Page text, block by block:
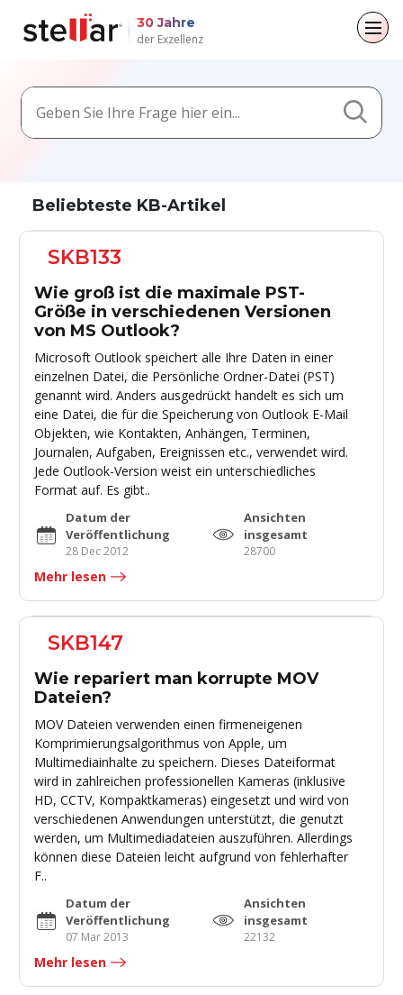
30 Jahre
der Exzellenz
Zurück zum Hauptmenü
Dateireparatur
Datenlöschung
Zurück zum Hauptmenü
File & Database Repair
Datenwiederherstellung
Löschung von Daten
Toolkit
Zurück zum Hauptmenü
Medienberichterstattung
Pressemitteilungen
Zurück zum Hauptmenü
Videos
Beliebteste KB-Artikel
SKB133
Wie groß ist die maximale PST-
Größe in verschiedenen Versionen
von MS Outlook?
Microsoft Outlook speichert alle Ihre Daten in einer
einzelnen Datei, die Persönliche Ordner-Datei (PST)
genannt wird. Anders ausgedrückt handelt es sich um
eine Datei, die für die Speicherung von Outlook E-Mail
Objekten, wie Kontakten, Anhängen, Terminen,
Journalen, Aufgaben, Ereignissen etc., verwendet wird.
Jede Outlook-Version weist ein unterschiedliches
Format auf. Es gibt..
Datum der
Veröffentlichung
28 Dec 2012
Ansichten
insgesamt
28700
Mehr lesen
SKB147
Wie repariert man korrupte MOV
Dateien?
MOV Dateien verwenden einen firmeneigenen
Komprimierungsalgorithmus von Apple, um
Multimediainhalte zu speichern. Dieses Dateiformat
wird in zahlreichen professionellen Kameras (inklusive
HD, CCTV, Kompaktkameras) eingesetzt und wird von
verschiedenen Anwendungen unterstützt, die genutzt
werden, um Multimediadateien auszuführen. Allerdings
können diese Dateien leicht aufgrund von fehlerhafter
F..
Datum der
Veröffentlichung
07 Mar 2013
Ansichten
insgesamt
22132
Mehr lesen